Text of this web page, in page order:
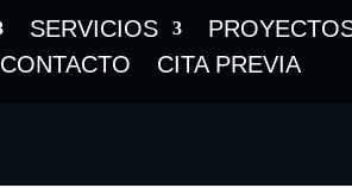
SERVICIOS
CONTACTO CITA PREVIA